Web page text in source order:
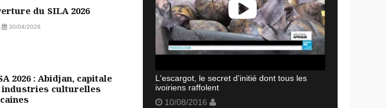
du SILA 2026
30/04/2026
2026 : Abidjan, capitale
industries culturelles
L'escargot, le secret d'initié dont tous les
ivoiriens raffolent
10/08/2016